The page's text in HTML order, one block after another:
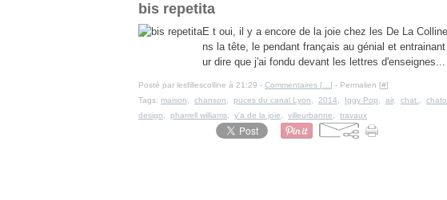
bis repetita
E t oui, il y a encore de la joie chez les De La
ns la tête, le pendant français au génial et
ur dire que j'ai fondu devant les lettres d'enseignes...
Posté par lesfillescolline à 21:29 - Commentaires [ ] - Permalien [#]
Tags: maison chanson puces du canal Lyon 2014 Iggy Pop air, chat.
design
pharrell williams y'a de la joie villeurbanne travaux